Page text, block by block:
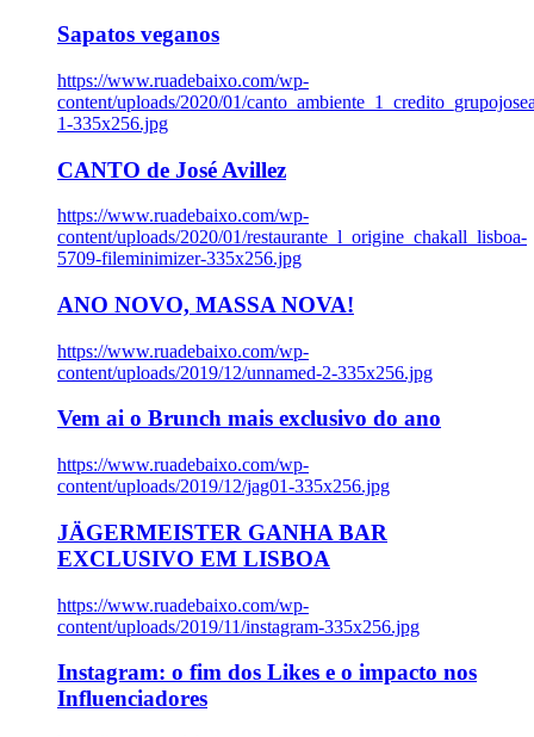
Sapatos veganos
https://www.ruadebaixo.com/wp-
content/uploads/2020/01/
1-335x256.jpg
CANTO de José Avillez
https://www.ruadebaixo.com/wp-
content/uploads/2020/01/restaurante_l_origine_chakall_lisboa-
5709-fileminimizer-335x256.jpg
ANO NOVO, MASSA NOVA!
https://www.ruadebaixo.com/wp-
content/uploads/2019/12/unnamed-2-335x256.jpg
Vem ai o Brunch mais exclusivo do ano
https://www.ruadebaixo.com/wp-
content/uploads/2019/12/jag01-335x256.jpg
JÄGERMEISTER GANHA BAR
EXCLUSIVO EM LISBOA
https://www.ruadebaixo.com/wp-
content/uploads/2019/11/instagram-335x256.jpg
Instagram: o fim dos Likes e o impacto nos
Influenciadores